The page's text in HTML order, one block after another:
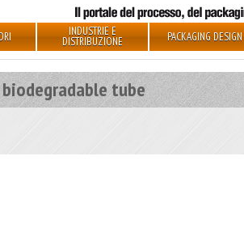
INDUSTRIE E
DISTRIBUZIONE PACKAGING DESIGN
biodegradable tube